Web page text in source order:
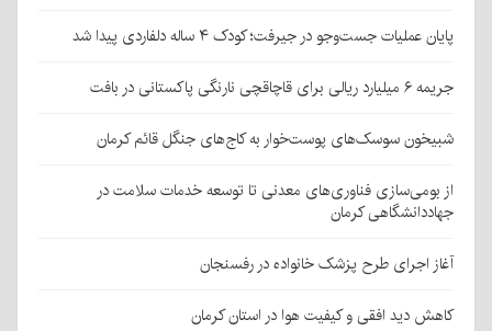
پایان عملیات جست‌وجو در جیرفت؛ کودک ۴ ساله دلفاردی پیدا شد
جریمه ۶ میلیارد ریالی برای قاچاقچی نارنگی پاکستانی در بافت
شبیخون سوسک‌های پوست‌خوار به کاج‌های جنگل قائم کرمان
از بومی‌سازی فناوری‌های معدنی تا توسعه خدمات سلامت در
جهاددانشگاهی کرمان
آغاز اجرای طرح پزشک خانواده در رفسنجان
کاهش دید افقی و کیفیت هوا در استان کرمان